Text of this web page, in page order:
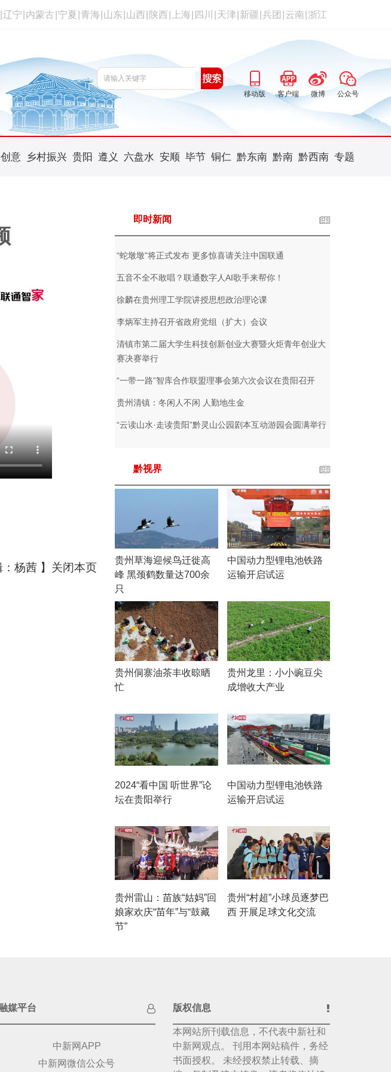
辽宁 内蒙古 宁夏 青海 山东 山西 陕西 上海 四川 天津 新疆 兵团 云南 浙江
移动版 客户端 微博 公众号
意 乡村振兴 贵阳 遵义 六盘水 安顺 毕节 铜仁 黔东南 黔南 黔西南 专题
：杨茜 】 关闭本页
即时新闻
“蛇墩墩”将正式发布 更多惊喜请关注中国联通
五音不全不敢唱？联通数字人AI歌手来帮你！
徐麟在贵州理工学院讲授思想政治理论课
李炳军主持召开省政府党组（扩大）会议
清镇市第二届大学生科技创新创业大赛暨火炬青年创业大
赛决赛举行
“一带一路”智库合作联盟理事会第六次会议在贵阳召开
贵州清镇：冬闲人不闲 人勤地生金
“云读山水·走读贵阳”黔灵山公园剧本互动游园会圆满举行
黔视界
贵州草海迎候鸟迁徙高
峰 黑颈鹤数量达700余
只
中国动力型锂电池铁路
运输开启试运
贵州侗寨油茶丰收晾晒
忙
贵州龙里：小小豌豆尖
成增收大产业
2024“看中国 听世界”论
坛在贵阳举行
中国动力型锂电池铁路
运输开启试运
贵州雷山：苗族“姑妈”回
娘家欢庆“苗年”与“鼓藏
节”
贵州“村超”小球员逐梦巴
西 开展足球文化交流
媒平台
中新网APP
中新网微信公众号
版权信息
本网站所刊载信息，不代表中新社和
中新网观点。 刊用本网站稿件，务经
书面授权。 未经授权禁止转载、摘